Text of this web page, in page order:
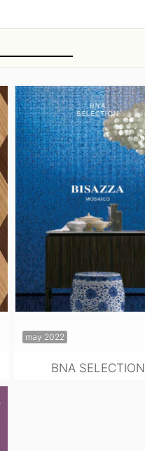
may 2022
BNA SELECTION